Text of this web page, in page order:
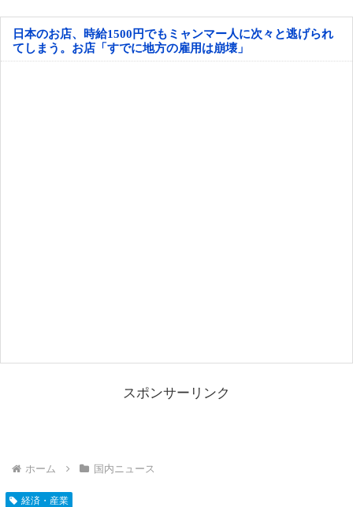
日本のお店、時給1500円でもミャンマー人に次々と逃げられ
てしまう。お店「すでに地方の雇用は崩壊」
スポンサーリンク
ホーム 国内ニュース
経済・産業